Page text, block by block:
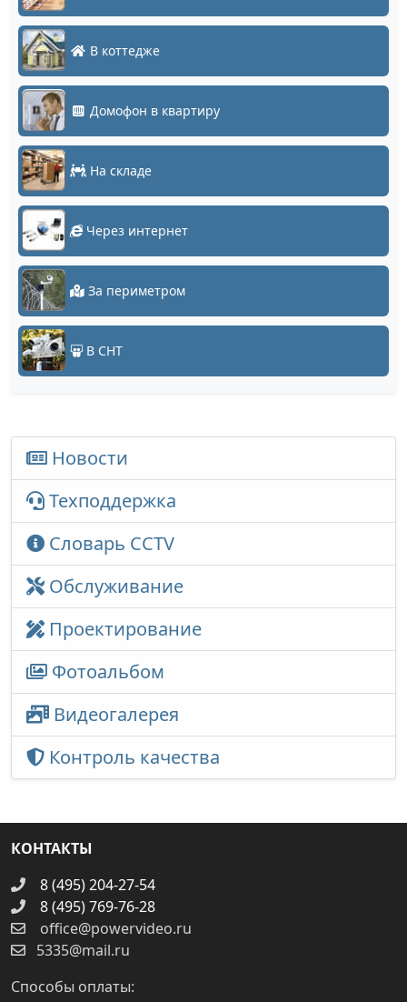
В коттедже
Домофон в квартиру
На складе
Через интернет
За периметром
В СНТ
Новости
Техподдержка
Словарь CCTV
Обслуживание
Проектирование
Фотоальбом
Видеогалерея
Контроль качества
КОНТАКТЫ
8 (495) 204-27-54
8 (495) 769-76-28
office@powervideo.ru
5335@mail.ru
Способы оплаты: